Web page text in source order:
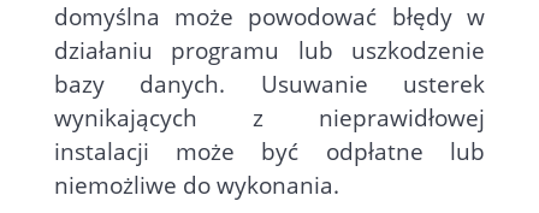
domyślna może powodować błędy w
działaniu programu lub uszkodzenie
bazy danych. Usuwanie usterek
wynikających z nieprawidłowej
instalacji może być odpłatne lub
niemożliwe do wykonania.